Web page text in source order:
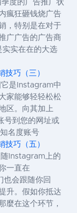
度的广告推广状
瘋狂砸钱烧广告
，特别是在对于
广广告的广告商
实在在的大选
巧（三）
是Instagram中
家能够轻轻松松
区。向其加上
号到您的网址或
名度账号
巧（五）
Instagram上的
一直在
也会跟随你回
升。假如你抵达
麼在这个环节，